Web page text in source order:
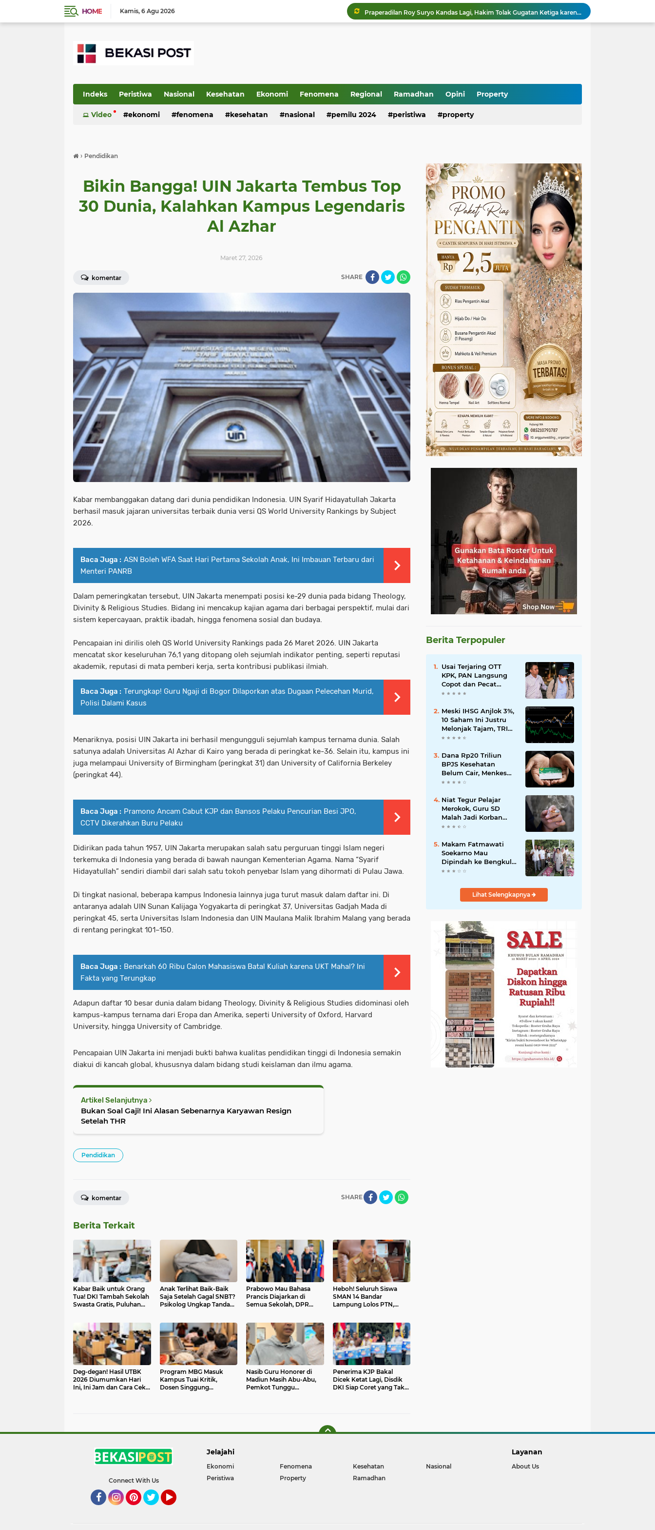
HOME Kamis 6 Agu 2026
Saepul Diduga Rencanakan Pembunuhan Korban di Depok, Polisi Ungkap Fakta Baru dari Ponselnya
Pasien BPJS Bisa Menunggu Kamar hingga 2 Hari, KKI Ungkap Penyebab dan Solusinya
Indeks Peristiwa Nasional Kesehatan Ekonomi Fenomena Regional Ramadhan Opini Property
Video ekonomi fenomena kesehatan nasional pemilu 2024 peristiwa property
› Pendidikan
Bikin Bangga! UIN Jakarta Tembus Top
30 Dunia, Kalahkan Kampus Legendaris
Al Azhar
Maret 27, 2026
komentar SHARE
Kabar membanggakan datang dari dunia pendidikan Indonesia. UIN Syarif Hidayatullah Jakarta
berhasil masuk jajaran universitas terbaik dunia versi QS World University Rankings by Subject
2026.
Baca Juga : ASN Boleh WFA Saat Hari Pertama Sekolah Anak, Ini Imbauan Terbaru dari
Menteri PANRB
Dalam pemeringkatan tersebut, UIN Jakarta menempati posisi ke-29 dunia pada bidang Theology,
Divinity & Religious Studies. Bidang ini mencakup kajian agama dari berbagai perspektif, mulai dari
sistem kepercayaan, praktik ibadah, hingga fenomena sosial dan budaya.
Pencapaian ini dirilis oleh QS World University Rankings pada 26 Maret 2026. UIN Jakarta
mencatat skor keseluruhan 76,1 yang ditopang oleh sejumlah indikator penting, seperti reputasi
akademik, reputasi di mata pemberi kerja, serta kontribusi publikasi ilmiah.
Baca Juga : Terungkap! Guru Ngaji di Bogor Dilaporkan atas Dugaan Pelecehan Murid,
Polisi Dalami Kasus
Menariknya, posisi UIN Jakarta ini berhasil mengungguli sejumlah kampus ternama dunia. Salah
satunya adalah Universitas Al Azhar di Kairo yang berada di peringkat ke-36. Selain itu, kampus ini
juga melampaui University of Birmingham (peringkat 31) dan University of California Berkeley
(peringkat 44).
Baca Juga : Pramono Ancam Cabut KJP dan Bansos Pelaku Pencurian Besi JPO,
CCTV Dikerahkan Buru Pelaku
Didirikan pada tahun 1957, UIN Jakarta merupakan salah satu perguruan tinggi Islam negeri
terkemuka di Indonesia yang berada di bawah naungan Kementerian Agama. Nama “Syarif
Hidayatullah” sendiri diambil dari salah satu tokoh penyebar Islam yang dihormati di Pulau Jawa.
Di tingkat nasional, beberapa kampus Indonesia lainnya juga turut masuk dalam daftar ini. Di
antaranya adalah UIN Sunan Kalijaga Yogyakarta di peringkat 37, Universitas Gadjah Mada di
peringkat 45, serta Universitas Islam Indonesia dan UIN Maulana Malik Ibrahim Malang yang berada
di rentang peringkat 101–150.
Baca Juga : Benarkah 60 Ribu Calon Mahasiswa Batal Kuliah karena UKT Mahal? Ini
Fakta yang Terungkap
Adapun daftar 10 besar dunia dalam bidang Theology, Divinity & Religious Studies didominasi oleh
kampus-kampus ternama dari Eropa dan Amerika, seperti University of Oxford, Harvard
University, hingga University of Cambridge.
Pencapaian UIN Jakarta ini menjadi bukti bahwa kualitas pendidikan tinggi di Indonesia semakin
diakui di kancah global, khususnya dalam bidang studi keislaman dan ilmu agama.
Artikel Selanjutnya
Bukan Soal Gaji! Ini Alasan Sebenarnya Karyawan Resign
Setelah THR
Pendidikan
SHARE
komentar
Berita Terkait
Kabar Baik untuk Orang
Tua! DKI Tambah Sekolah
Swasta Gratis, Puluhan
Anak Terlihat Baik-Baik
Saja Setelah Gagal SNBT?
Psikolog Ungkap Tanda
Prabowo Mau Bahasa
Prancis Diajarkan di
Semua Sekolah, DPR
Heboh! Seluruh Siswa
SMAN 14 Bandar
Lampung Lolos PTN,
Deg-degan! Hasil UTBK
2026 Diumumkan Hari
Ini, Ini Jam dan Cara Cek
Program MBG Masuk
Kampus Tuai Kritik,
Dosen Singgung
Nasib Guru Honorer di
Madiun Masih Abu-Abu,
Pemkot Tunggu
Penerima KJP Bakal
Dicek Ketat Lagi, Disdik
DKI Siap Coret yang Tak
Berita Terpopuler
Usai Terjaring OTT
KPK, PAN Langsung
Copot dan Pecat
Bupati Lombok Barat
Meski IHSG Anjlok 3%,
10 Saham Ini Justru
Melonjak Tajam, TRIM
dan CPIN Masuk
Dana Rp20 Triliun
BPJS Kesehatan
Belum Cair, Menkes
Ungkap Kendala
Niat Tegur Pelajar
Merokok, Guru SD
Malah Jadi Korban
Pengeroyokan di
Makam Fatmawati
Soekarno Mau
Dipindah ke Bengkulu,
Ini Alasan yang
Lihat Selengkapnya
Connect With Us
Jelajahi
Ekonomi Fenomena Kesehatan
Nasional
Peristiwa
Property Ramadhan
Layanan
About Us